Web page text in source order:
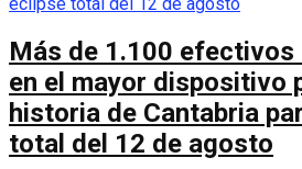
Más de 1.100 efectivos
en el mayor dispositivo
historia de Cantabria
total del 12 de agosto